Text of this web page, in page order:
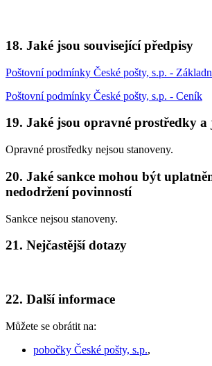
18. Jaké jsou související předpisy
Poštovní podmínky České pošty, s.p. -
Poštovní podmínky České pošty, s.p. - Ceník
19. Jaké jsou opravné prostředky
Opravné prostředky nejsou stanoveny.
20. Jaké sankce mohou být
nedodržení povinností
Sankce nejsou stanoveny.
21. Nejčastější dotazy
22. Další informace
Můžete se obrátit na:
pobočky České pošty, s.p.,